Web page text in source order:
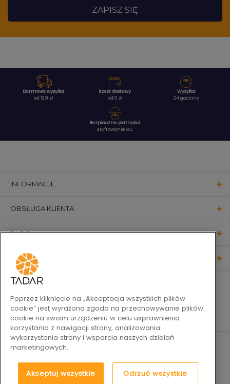
ZAPISZ SIĘ
Darmowa wysyłka
od 129 zł
Koszt dostawy
od 0 zł
Wysyłka
24 godziny
Bezpieczne płatności
szyfrowanie SSL
INFORMACJE
OBSŁUGA KLIENTA
BLOG
KONTAKT
Poprzez kliknięcie na „Akceptacja wszystkich plików
cookie” jest wyrażona zgoda na przechowywanie plików
cookie na swoim urządzeniu w celu usprawnienia
korzystania z nawigacji strony, analizowania
wykorzystania strony i wsparcia naszych działań
marketingowych.
Akceptuj wszystkie Odrzuć wszystkie